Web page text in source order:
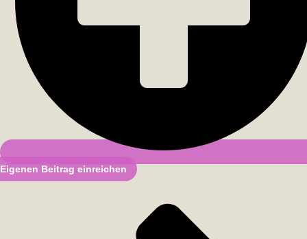
Eigenen Beitrag einreichen